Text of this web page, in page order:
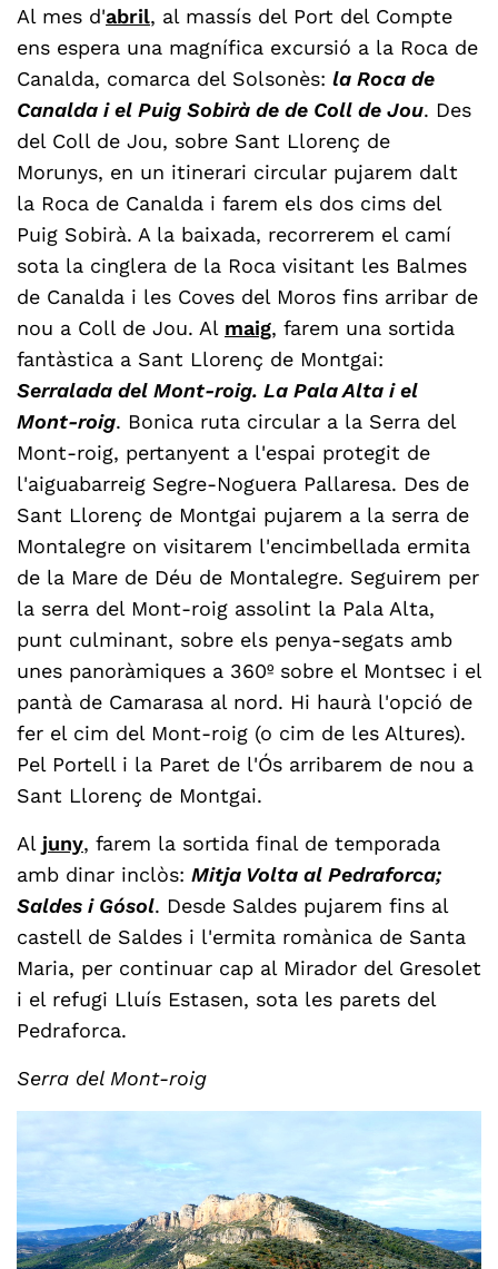
Al mes d'abril, al massís del Port del Compte
ens espera una magnífica excursió a la Roca de
Canalda, comarca del Solsonès: la Roca de
Canalda i el Puig Sobirà de de Coll de Jou. Des
del Coll de Jou, sobre Sant Llorenç de
Morunys, en un itinerari circular pujarem dalt
la Roca de Canalda i farem els dos cims del
Puig Sobirà. A la baixada, recorrerem el camí
sota la cinglera de la Roca visitant les Balmes
de Canalda i les Coves del Moros fins arribar de
nou a Coll de Jou. Al maig, farem una sortida
fantàstica a Sant Llorenç de Montgai:
Serralada del Mont-roig. La Pala Alta i el
Mont-roig. Bonica ruta circular a la Serra del
Mont-roig, pertanyent a l'espai protegit de
l'aiguabarreig Segre-Noguera Pallaresa. Des de
Sant Llorenç de Montgai pujarem a la serra de
Montalegre on visitarem l'encimbellada ermita
de la Mare de Déu de Montalegre. Seguirem per
la serra del Mont-roig assolint la Pala Alta,
punt culminant, sobre els penya-segats amb
unes panoràmiques a 360º sobre el Montsec i el
pantà de Camarasa al nord. Hi haurà l'opció de
fer el cim del Mont-roig (o cim de les Altures).
Pel Portell i la Paret de l'Ós arribarem de nou a
Sant Llorenç de Montgai.
Al juny, farem la sortida final de temporada
amb dinar inclòs: Mitja Volta al Pedraforca;
Saldes i Gósol. Desde Saldes pujarem fins al
castell de Saldes i l'ermita romànica de Santa
Maria, per continuar cap al Mirador del Gresolet
i el refugi Lluís Estasen, sota les parets del
Pedraforca.
Serra del Mont-roig